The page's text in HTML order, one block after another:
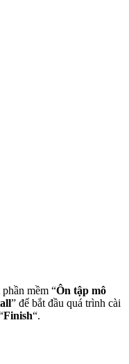
mềm “Ôn tập mô
” để bắt đầu quá trình cài
Finish“.